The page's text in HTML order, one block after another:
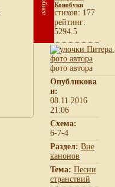
Конобуки
cтихов: 177
рейтинг:
5294.5
фото автора
Опубликова
н:
08.11.2016
21:06
Схема:
6-7-4
Раздел: Вне
канонов
Тема: Песни
странствий